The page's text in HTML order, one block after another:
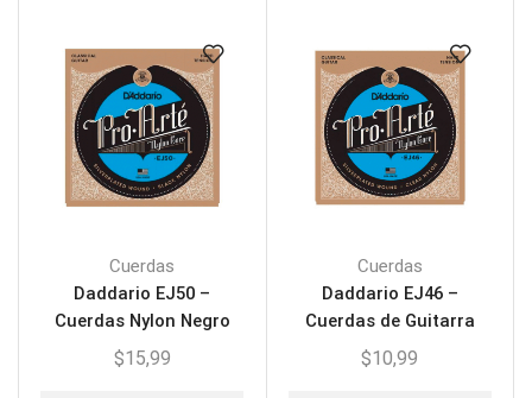
Cuerdas
Daddario EJ50 –
Cuerdas Nylon Negro
para Guitarra
$15,99
Cuerdas
Daddario EJ46 –
Cuerdas de Guitarra
Acústica
$10,99